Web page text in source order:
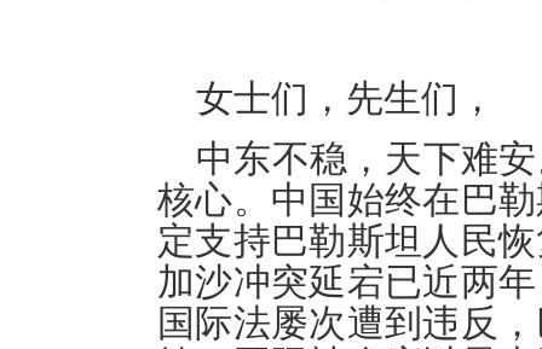
女士们，先生们，
中东不稳，天下难
核心。中国始终在巴
定支持巴勒斯坦人民
加沙冲突延宕已近两
国际法屡次遭到违反